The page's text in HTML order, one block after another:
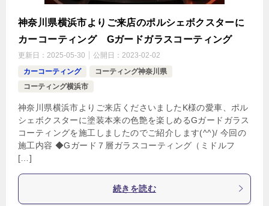
神奈川県横浜市よりご来店のポルシェボクスターに
カーコーティング Gガードガラスコーティング
更新日： 2025-05-30 公開日： 2023-02-02
カーコーティング
コーティング神奈川県
コーティング横浜市
神奈川県横浜市よりご来店くださいましたK様の愛車、ポル
シェボクスターに塗装本来の色艶を楽しめるGガードガラス
コーティングを施工しましたのでご紹介します(^^)/ 今回の
施工内容 ◆Gガード７層ガラスコーティング（ミドルフ
[…]
続きを読む